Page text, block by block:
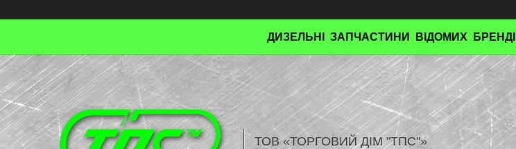
ДИЗЕЛЬНІ ЗАПЧАСТИНИ ВІДОМИХ
ТОВ «ТОРГОВИЙ ДІМ "ТПС"»